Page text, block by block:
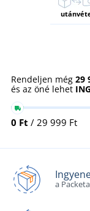
Rendeljen még 29
és az öné lehet
0 Ft / 29 999 Ft
a